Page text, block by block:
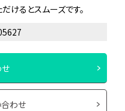
けるとスムーズです。
わせ